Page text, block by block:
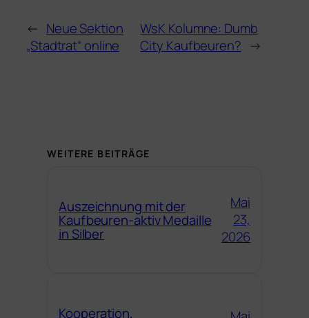
← Neue Sektion
„Stadtrat“ online
WsK Kolumne: Dumb
City Kaufbeuren? →
WEITERE BEITRÄGE
Auszeichnung mit der
Kaufbeuren-aktiv Medaille
in Silber
Mai
23,
2026
Kooperation,